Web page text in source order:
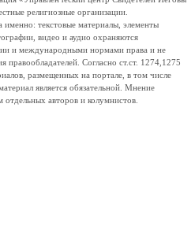
религиозные организации.
текстовые материалы, элементы
видео и аудио охраняются
и международными нормами права и не
правообладателей. Согласно ст.ст. 1274,1275
размещенных на портале, в том числе
является обязательной. Мнение
авторов и колумнистов.